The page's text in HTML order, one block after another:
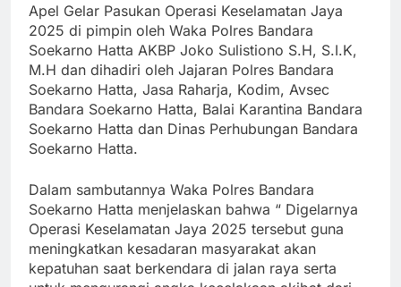
Apel Gelar Pasukan Operasi Keselamatan Jaya
2025 di pimpin oleh Waka Polres Bandara
Soekarno Hatta AKBP Joko Sulistiono S.H, S.I.K,
M.H dan dihadiri oleh Jajaran Polres Bandara
Soekarno Hatta, Jasa Raharja, Kodim, Avsec
Bandara Soekarno Hatta, Balai Karantina Bandara
Soekarno Hatta dan Dinas Perhubungan Bandara
Soekarno Hatta.
Dalam sambutannya Waka Polres Bandara
Soekarno Hatta menjelaskan bahwa “ Digelarnya
Operasi Keselamatan Jaya 2025 tersebut guna
meningkatkan kesadaran masyarakat akan
kepatuhan saat berkendara di jalan raya serta